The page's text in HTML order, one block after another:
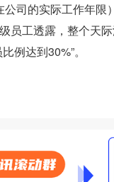
司的实际工作年限
工透露，整个天
例达到30%”。